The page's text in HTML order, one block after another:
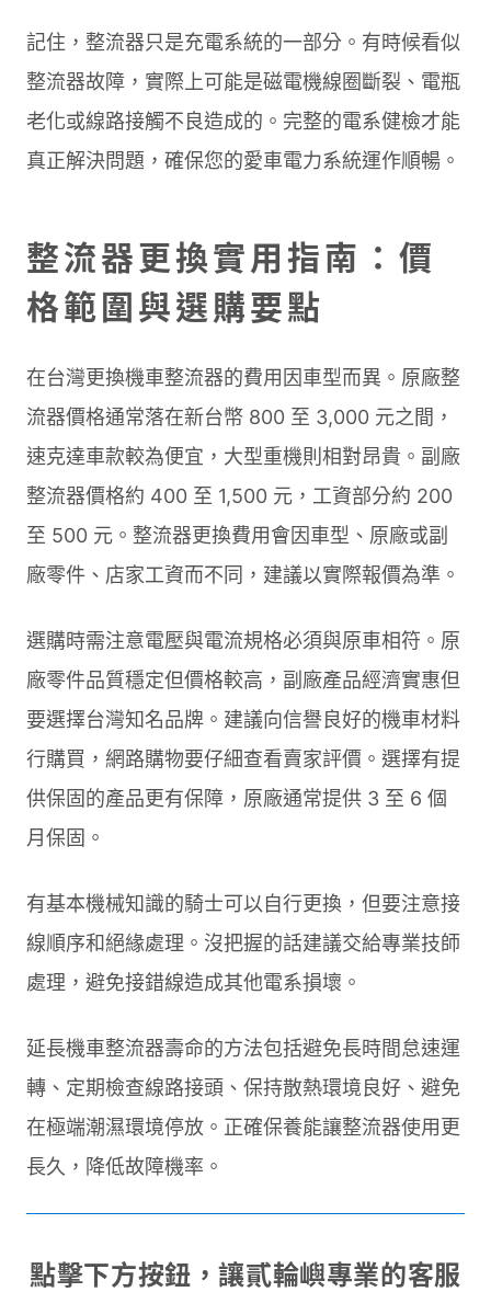
記住，整流器只是充電系統的一部分。有時候看似
整流器故障，實際上可能是磁電機線圈斷裂、電瓶
老化或線路接觸不良造成的。完整的電系健檢才能
真正解決問題，確保您的愛車電力系統運作順暢。
整流器更換實用指南：價
格範圍與選購要點
在台灣更換機車整流器的費用因車型而異。原廠整
流器價格通常落在新台幣 800 至 3,000 元之間，
速克達車款較為便宜，大型重機則相對昂貴。副廠
整流器價格約 400 至 1,500 元，工資部分約 200
至 500 元。整流器更換費用會因車型、原廠或副
廠零件、店家工資而不同，建議以實際報價為準。
選購時需注意電壓與電流規格必須與原車相符。原
廠零件品質穩定但價格較高，副廠產品經濟實惠但
要選擇台灣知名品牌。建議向信譽良好的機車材料
行購買，網路購物要仔細查看賣家評價。選擇有提
供保固的產品更有保障，原廠通常提供 3 至 6 個
月保固。
有基本機械知識的騎士可以自行更換，但要注意接
線順序和絕緣處理。沒把握的話建議交給專業技師
處理，避免接錯線造成其他電系損壞。
延長機車整流器壽命的方法包括避免長時間怠速運
轉、定期檢查線路接頭、保持散熱環境良好、避免
在極端潮濕環境停放。正確保養能讓整流器使用更
長久，降低故障機率。
點擊下方按鈕，讓貳輪嶼專業的客服